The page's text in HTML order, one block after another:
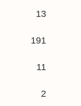
13
191
11
2